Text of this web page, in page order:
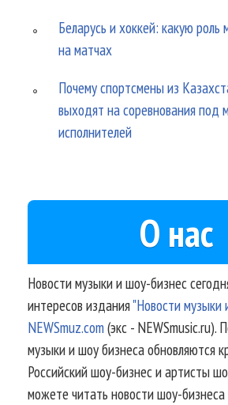
Беларусь и хоккей: какую роль
на матчах
Почему спортсмены из
выходят на соревнования под
исполнителей
О нас
Новости музыки и шоу-бизнес
интересов издания"Новости музыки
NEWSmuz.com(экс - NEWSmusic.ru).
музыки и шоу бизнеса обновляются
Российский шоу-бизнес и артисты
можете читать новости шоу-бизнеса